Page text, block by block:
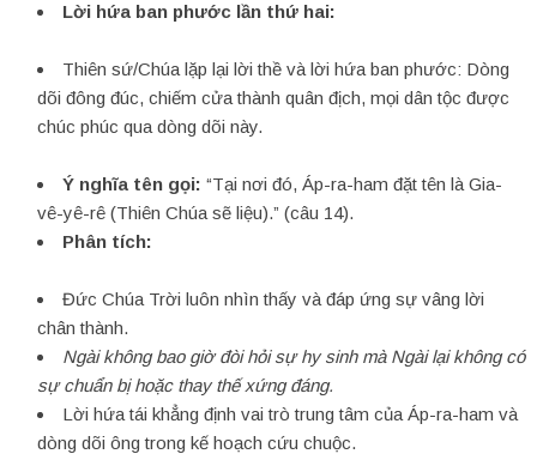
Lời hứa ban phước lần thứ hai:
Thiên sứ/Chúa lặp lại lời thề và lời hứa ban phước: Dòng
dõi đông đúc, chiếm cửa thành quân địch, mọi dân tộc được
chúc phúc qua dòng dõi này.
Ý nghĩa tên gọi: “Tại nơi đó, Áp-ra-ham đặt tên là Gia-
vê-yê-rê (Thiên Chúa sẽ liệu).” (câu 14).
Phân tích:
Đức Chúa Trời luôn nhìn thấy và đáp ứng sự vâng lời
chân thành.
Ngài không bao giờ đòi hỏi sự hy sinh mà Ngài lại không có
sự chuẩn bị hoặc thay thế xứng đáng.
Lời hứa tái khẳng định vai trò trung tâm của Áp-ra-ham và
dòng dõi ông trong kế hoạch cứu chuộc.